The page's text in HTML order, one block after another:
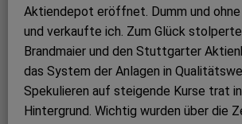
Aktiendepot eröffnet. Dumm und
und verkaufte ich. Zum Glück
Brandmaier und den Stuttgarter
das System der Anlagen in
Spekulieren auf steigende Kurse trat
Hintergrund. Wichtig wurden über die